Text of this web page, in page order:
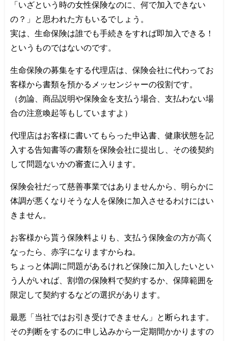
「いざという時の女性保険なのに、何で加入できない
の？」と思われた方もいるでしょう。
実は、生命保険は誰でも手続きをすれば即加入できる！
というものではないのです。
生命保険の募集をする代理店は、保険会社に代わってお
客様から書類を預かるメッセンジャーの役割です。
（勿論、商品説明や保険金を支払う場合、支払わない場
合の注意喚起等もしていますよ）
代理店はお客様に書いてもらった申込書、健康状態を記
入する告知書等の書類を保険会社に提出し、その後契約
して問題ないかの審査に入ります。
保険会社だって慈善事業ではありませんから、明らかに
体調が悪くなりそうな人を保険に加入させるわけにはい
きません。
お客様から貰う保険料よりも、支払う保険金の方が高く
なったら、赤字になりますからね。
ちょっと体調に問題があるけれど保険に加入したいとい
う人がいれば、割増の保険料で契約するか、保障範囲を
限定して契約するなどの選択があります。
最悪「当社ではお引き受けできません」と断られます。
その判断をするのに申し込みから一定期間かかりますの